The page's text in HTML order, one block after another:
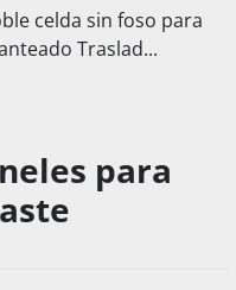
celda sin foso para
Traslad...
para